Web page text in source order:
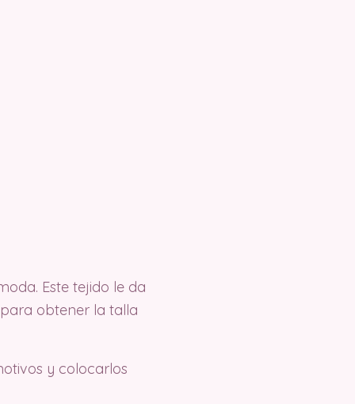
Este tejido le da
obtener la talla
y colocarlos